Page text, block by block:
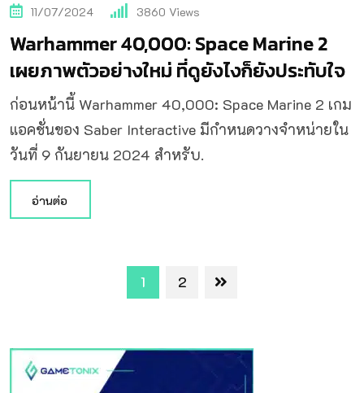
11/07/2024 3860 Views
Warhammer 40,000: Space Marine 2
เผยภาพตัวอย่างใหม่ ที่ดูยังไงก็ยังประทับใจ
ก่อนหน้านี้ Warhammer 40,000: Space Marine 2 เกม
แอคชั่นของ Saber Interactive มีกำหนดวางจำหน่ายใน
วันที่ 9 กันยายน 2024 สำหรับ.
อ่านต่อ
1 2